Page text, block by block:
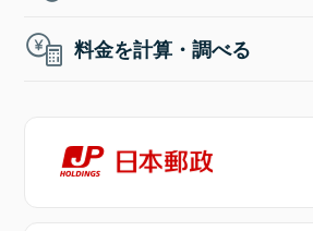
料金を計算・調べる